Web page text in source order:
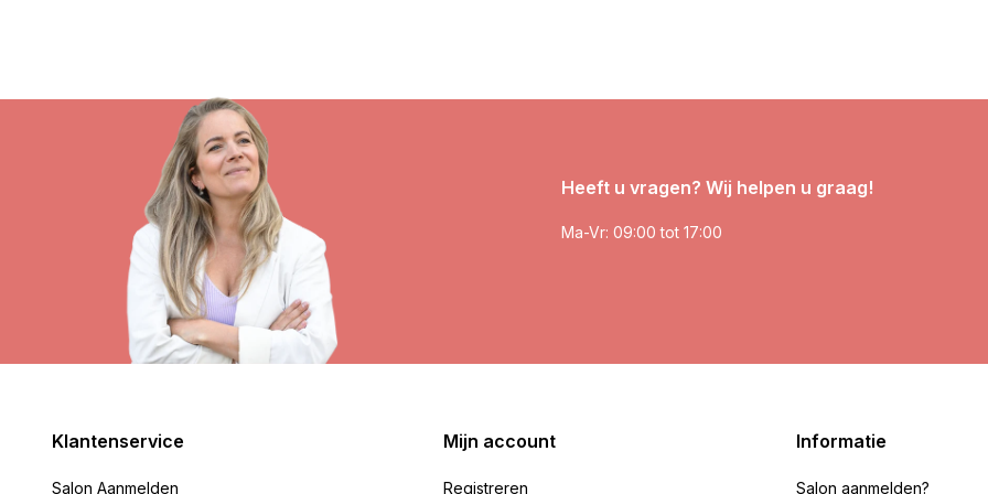
Heeft u vragen? Wij helpen u graag!
Ma-Vr: 09:00 tot 17:00
Klantenservice
Salon Aanmelden
Mijn account
Registreren
Informatie
Salon aanmelden?